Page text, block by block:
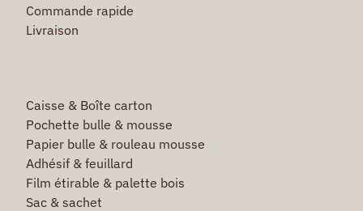
Commande rapide
Livraison
Caisse & Boîte carton
Pochette bulle & mousse
Papier bulle & rouleau mousse
Adhésif & feuillard
Film étirable & palette bois
Sac & sachet